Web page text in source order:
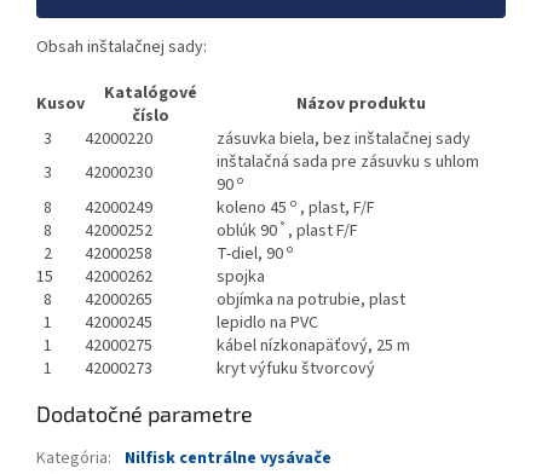
ZÁSUVKY + SPOJKY + KOLENA
Obsah inštalačnej sady:
Kusov
Katalógové
číslo
Názov produktu
3
42000220
zásuvka biela, bez inštalačnej sady
3
42000230
inštalačná sada pre zásuvku s uhlom
90 o
8 42000249 koleno 45 o , plast, F/F
8
42000252 oblúk 90 ° , plast F/F
2
42000258 T-diel, 90 o
15 42000262
spojka
8
42000265
objímka na potrubie, plast
1
42000245
lepidlo na PVC
1
42000275
kábel nízkonapäťový, 25 m
1
42000273 kryt výfuku štvorcový
Dodatočné parametre
Kategória:
Nilfisk centrálne vysávače